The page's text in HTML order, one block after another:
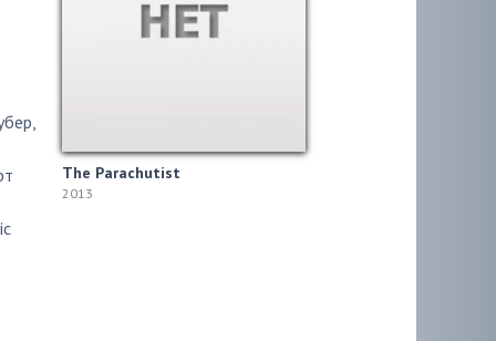
,
The Parachutist
2013